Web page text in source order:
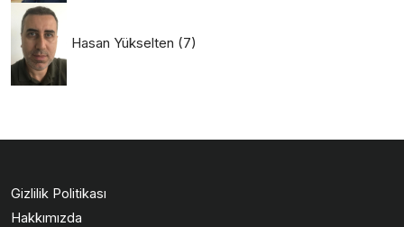
Hasan Yükselten (7)
Gizlilik Politikası
Hakkımızda